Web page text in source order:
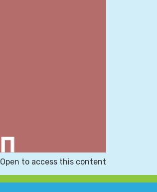
Open to access this content